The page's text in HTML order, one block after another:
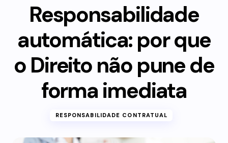
Responsabilidade
automática: por que
o Direito não pune de
forma imediata
RESPONSABILIDADE CONTRATUAL